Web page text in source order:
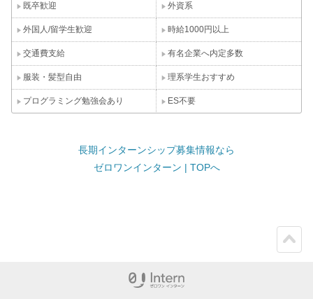
既卒歓迎 外資系
外国人/留学生歓迎 時給1000円以上
交通費支給 有名企業へ内定多数
服装・髪型自由 理系学生おすすめ
プログラミング勉強会あり ES不要
長期インターンシップ募集情報なら
ゼロワンインターン | TOPへ